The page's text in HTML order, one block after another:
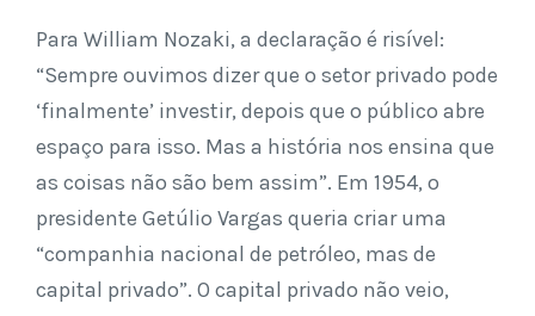
Para William Nozaki, a declaração é risível:
“Sempre ouvimos dizer que o setor privado pode
‘finalmente’ investir, depois que o público abre
espaço para isso. Mas a história nos ensina que
as coisas não são bem assim”. Em 1954, o
presidente Getúlio Vargas queria criar uma
“companhia nacional de petróleo, mas de
capital privado”. O capital privado não veio,